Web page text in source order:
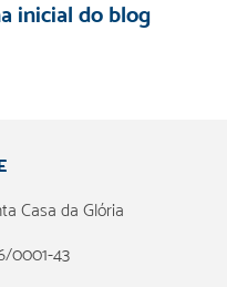
inicial do blog
Casa da Glória
0001-43